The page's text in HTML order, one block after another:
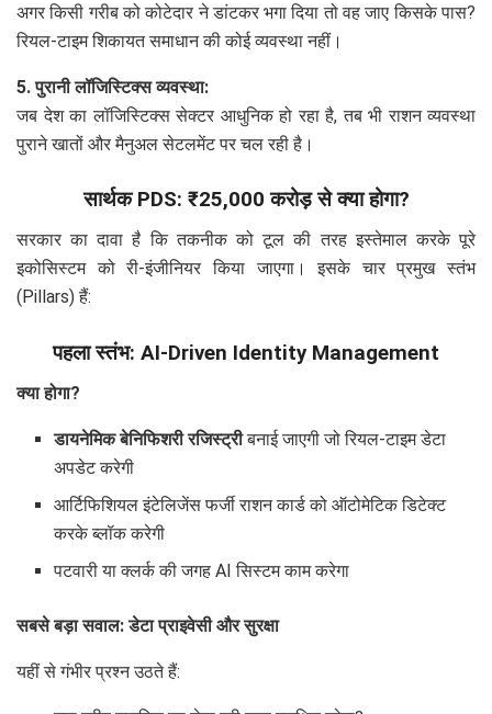
अगर किसी गरीब को कोटेदार ने डांटकर भगा दिया तो वह जाए किसके पास?
रियल-टाइम शिकायत समाधान की कोई व्यवस्था नहीं।
5. पुरानी लॉजिस्टिक्स व्यवस्था:
जब देश का लॉजिस्टिक्स सेक्टर आधुनिक हो रहा है, तब भी राशन व्यवस्था
पुराने खातों और मैनुअल सेटलमेंट पर चल रही है।
सार्थक PDS: ₹25,000 करोड़ से क्या होगा?
सरकार का दावा है कि तकनीक को टूल की तरह इस्तेमाल करके पूरे
इकोसिस्टम को री-इंजीनियर किया जाएगा। इसके चार प्रमुख स्तंभ
(Pillars) हैं:
पहला स्तंभ: AI-Driven Identity Management
क्या होगा?
डायनेमिक बेनिफिशरी रजिस्ट्रीबनाई जाएगी जो रियल-टाइम डेटा
अपडेट करेगी
आर्टिफिशियल इंटेलिजेंस फर्जी राशन कार्ड को ऑटोमेटिक डिटेक्ट
करके ब्लॉक करेगी
पटवारी या क्लर्क की जगह AI सिस्टम काम करेगा
सबसे बड़ा सवाल: डेटा प्राइवेसी और सुरक्षा
यहीं से गंभीर प्रश्न उठते हैं: